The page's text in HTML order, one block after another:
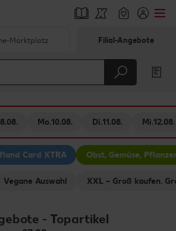
Marktplatz Filial-Angebote
Mo.10.08. Di.11.08. Mi.12.08.
Card XTRA Obst, Gemüse,
Vegane Auswahl XXL – Groß kaufen.
- Topartikel